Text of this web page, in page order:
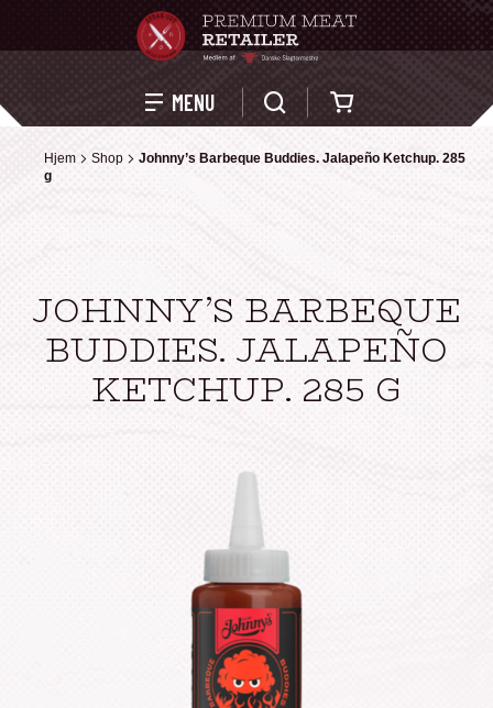
MENU
Hjem Shop
Johnny’s Barbeque Buddies. Jalapeño Ketchup. 285
g
Hjem Shop
Johnny’s Barbeque Buddies. Jalapeño Ketchup. 285
g
JOHNNY’S BARBEQUE
BUDDIES. JALAPEÑO
KETCHUP. 285 G